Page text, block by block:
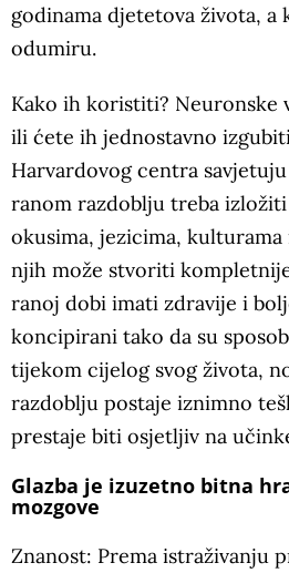
godinama djetetova života, a
odumiru.
Kako ih koristiti? Neuronske
ili ćete ih jednostavno
Harvardovog centra
ranom razdoblju treba
okusima, jezicima,
njih može stvoriti
ranoj dobi imati zdravije i
koncipirani tako da su
tijekom cijelog svog života,
razdoblju postaje iznimno
prestaje biti osjetljiv na
Glazba je izuzetno bitna
mozgove
Znanost: Prema istraživanju